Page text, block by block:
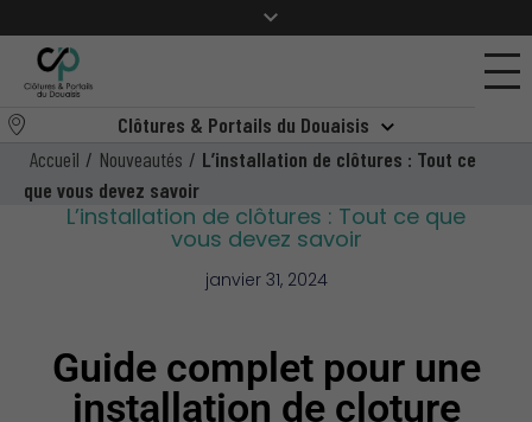
Clôtures & Portails du Douaisis
Accueil / Nouveautés / L’installation de clôtures : Tout ce
que vous devez savoir
L’installation de clôtures : Tout ce que
vous devez savoir
janvier 31, 2024
Guide complet pour une
installation de cloture